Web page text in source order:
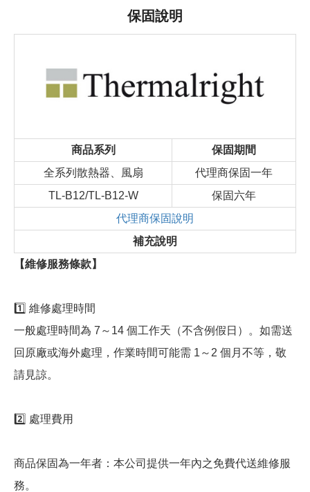
保固說明
商品系列
保固期間
全系列散熱器、風扇
代理商保固一年
TL-B12/TL-B12-W
保固六年
代理商保固說明
補充說明
【維修服務條款】
1️⃣ 維修處理時間
一般處理時間為 7～14 個工作天（不含例假日）。如需送
回原廠或海外處理，作業時間可能需 1～2 個月不等，敬
請見諒。
2️⃣ 處理費用
商品保固為一年者：本公司提供一年內之免費代送維修服
務。